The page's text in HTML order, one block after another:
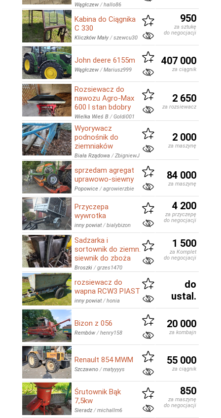
Wągłczew /hallo86
Kabina do Ciągnika
C 330
Kliczków Mały /szewcu30
950
za sztukę
do negocjacji
John deere 6155m
Wągłczew /Mariusz999
407 000
za ciągnik
Rozsiewacz do
nawozu Agro-Max
600 l stan bdobry
Wielka Wieś B /Goldi001
2 650
za rozsiewacz
Wyorywacz
podnośnik do
ziemniaków
Biała Rządowa /ZbigniewJ
2 000
za maszynę
sprzedam agregat
uprawowo-siewny
Popowice /agrowierzbie
84 000
za maszynę
Przyczepa
wywrotka
inny powiat/bialybizon
4 200
za przyczepę
do negocjacji
Sadzarka i
sortownik do ziemn.
siewnik do zboża
Broszki /grzes1470
1 500
za Komplet
do negocjacji
rozsiewacz do
wapna RCW3 PIAST
inny powiat/honia
do
ustal.
Bizon z 056
Rembów /henry158
20 000
za kombajn
Renault 854 MWM
Szczawno /matyyyys
55 000
za ciągnik
Śrutownik Bąk
7,5kw
Sieradz /michallm6
850
za maszynę
do negocjacji